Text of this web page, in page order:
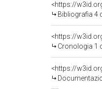
<https://
Bibliografia 4
<https://
Cronologia 1